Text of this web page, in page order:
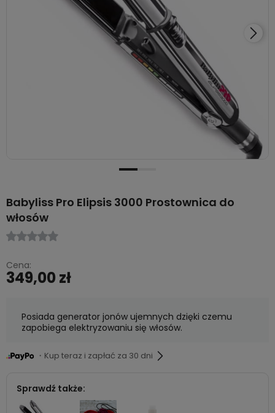
Babyliss Pro Elipsis 3000 Prostownica do
włosów
Cena:
349,00 zł
Posiada generator jonów ujemnych dzięki czemu
zapobiega elektryzowaniu się włosów.
・Kup teraz i zapłać za 30 dni
Sprawdź także: